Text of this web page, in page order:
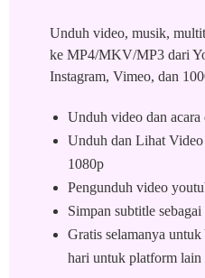
Unduh video, musik,
ke MP4/MKV/MP3 dari
Instagram, Vimeo, dan
Unduh video dan acara
Unduh dan Lihat
1080p
Pengunduh video
Simpan subtitle
Gratis selamanya
hari untuk platform lain